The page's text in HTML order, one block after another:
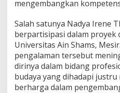
mengembangkan
Salah satunya Nadya Irene
berpartisipasi dalam proyek
Universitas Ain Shams,
pengalaman tersebut
dirinya dalam bidang
budaya yang dihadapi justru
berharga dalam